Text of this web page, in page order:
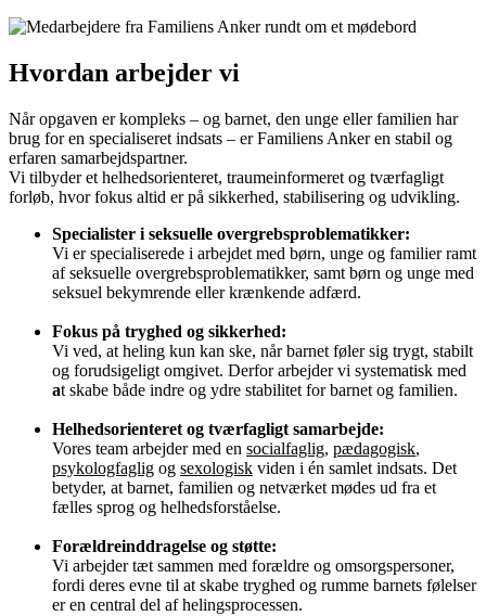
Hvordan arbejder vi
Når opgaven er kompleks – og barnet, den unge eller familien har
brug for en specialiseret indsats – er Familiens Anker en stabil og
erfaren samarbejdspartner.
Vi tilbyder et helhedsorienteret, traumeinformeret og tværfagligt
forløb, hvor fokus altid er på sikkerhed, stabilisering og udvikling.
Specialister i seksuelle overgrebsproblematikker:
Vi er specialiserede i arbejdet med børn, unge og familier ramt
af seksuelle overgrebsproblematikker, samt børn og unge med
seksuel bekymrende eller krænkende adfærd.
Fokus på tryghed og sikkerhed:
Vi ved, at heling kun kan ske, når barnet føler sig trygt, stabilt
og forudsigeligt omgivet. Derfor arbejder vi systematisk med
at skabe både indre og ydre stabilitet for barnet og familien.
Helhedsorienteret og tværfagligt samarbejde:
Vores team arbejder med en socialfaglig, pædagogisk,
psykologfaglig og sexologisk viden i én samlet indsats. Det
betyder, at barnet, familien og netværket mødes ud fra et
fælles sprog og helhedsforståelse.
Forældreinddragelse og støtte:
Vi arbejder tæt sammen med forældre og omsorgspersoner,
fordi deres evne til at skabe tryghed og rumme barnets følelser
er en central del af helingsprocessen.